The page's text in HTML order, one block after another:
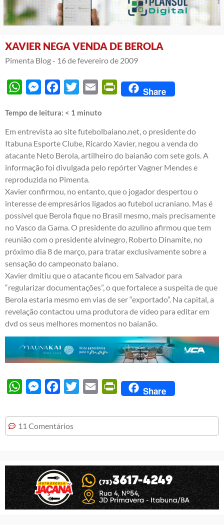
XAVIER NEGA VENDA DE BEROLA
Pimenta Blog - 16 de fevereiro de 2009
WhatsAppMessengerFacebook
Twitter Email PrintFriendly
Share
Tempo de leitura: < 1 minuto
Em entrevista ao site futebolbaiano.net, o presidente do
Itabuna Esporte Clube, Ricardo Xavier, negou a venda do
atacante Neto Berola, artilheiro do baianão com sete gols. A
informação foi divulgada pelo repórter Vagner Mendes e
reproduzida no Pimenta.
Xavier confirmou, no entanto, que o jogador despertou o
interesse de empresários ligados ao futebol ucraniano. Mas é
possível que Berola fique no Brasil mesmo, mais precisamente
no Vasco da Gama. O presidente do azulino afirmou que tem
reunião com o presidente alvinegro, Roberto Dinamite, no
próximo dia 8 de março, para tratar exclusivamente sobre a
sensação do campeonato baiano.
Xavier dmitiu que o atacante ficou em Salvador para
“regularizar documentações”, o que fortalece a suspeita de que
Berola estaria mesmo em vias de ser “exportado”. Na capital, a
revelação contactou uma produtora de vídeo para editar em
dvd os seus melhores momentos no baianão.
WhatsAppMessengerFacebook
Twitter Email PrintFriendly
Share
11 Comentários